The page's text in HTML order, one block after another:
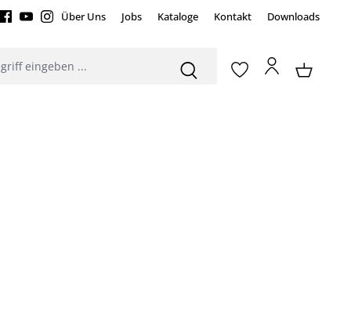
Über Uns Jobs Kataloge Kontakt Downloads